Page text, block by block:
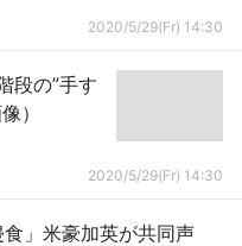
2020/5/29(Fr) 14:30
段の”手す
）
2020/5/29(Fr) 14:30
食」米豪加英が共同声